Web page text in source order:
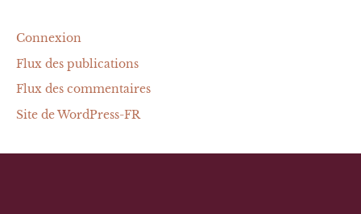
Connexion
Flux des publications
Flux des commentaires
Site de WordPress-FR